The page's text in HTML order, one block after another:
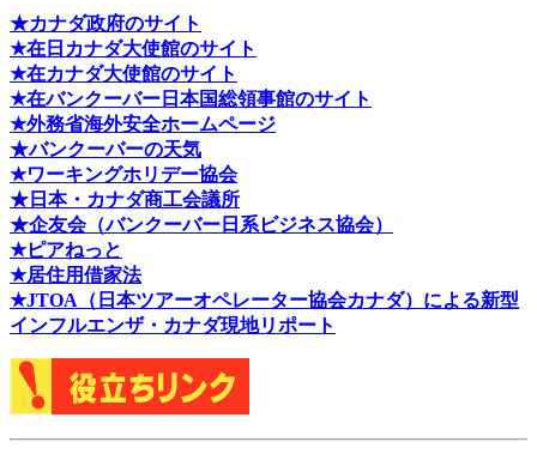
★カナダ政府のサイト
★在日カナダ大使館のサイト
★在カナダ大使館のサイト
★在バンクーバー日本国総領事館のサイト
★外務省海外安全ホームページ
★バンクーバーの天気
★ワーキングホリデー協会
★日本・カナダ商工会議所
★企友会（バンクーバー日系ビジネス協会）
★ピアねっと
★居住用借家法
★JTOA（日本ツアーオペレーター協会カナダ）による新型
インフルエンザ・カナダ現地リポート